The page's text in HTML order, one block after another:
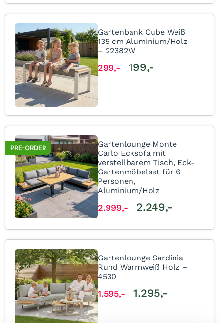
Gartenbank Cube Weiß
135 cm Aluminium/Holz
– 22382W
299,- 199,-
PRE-ORDER
Gartenlounge Monte
Carlo Ecksofa mit
verstellbarem Tisch, Eck-
Gartenmöbelset für 6
Personen,
Aluminium/Holz
2.999,- 2.249,-
Gartenlounge Sardinia
Rund Warmweiß Holz –
4530
1.595,- 1.295,-